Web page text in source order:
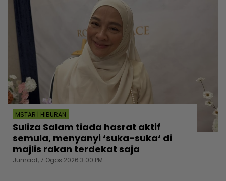
MSTAR | HIBURAN
Suliza Salam tiada hasrat aktif
semula, menyanyi ‘suka-suka‘ di
majlis rakan terdekat saja
Jumaat, 7 Ogos 2026 3:00 PM